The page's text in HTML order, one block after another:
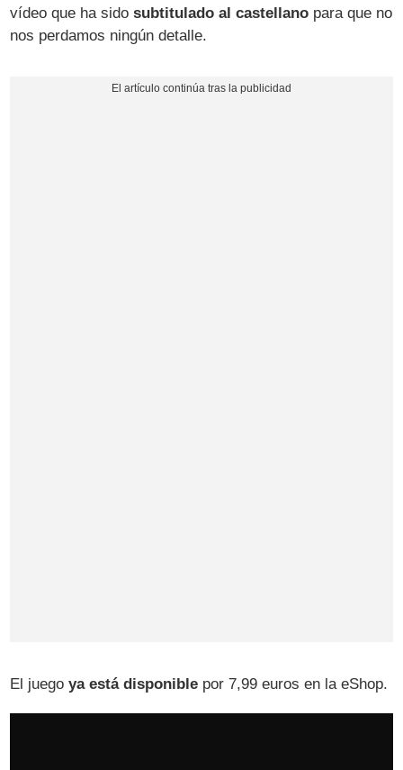
vídeo que ha sidosubtitulado al castellano para que no
nos perdamos ningún detalle.
El juegoya está disponible por 7,99 euros en la eShop.